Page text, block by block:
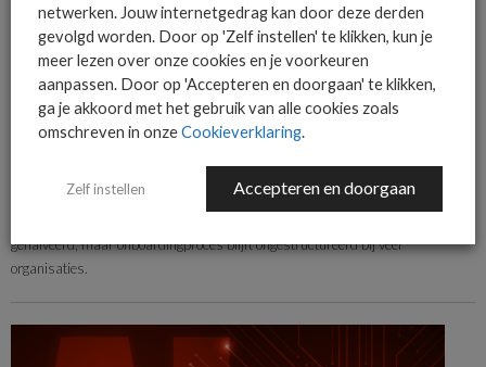
Wachttijd op werkapparatuur gehalveerd, onboarding blijft
ongestructureerd
gehalveerd, maar onboardingproces blijft ongestructureerd bij veel
organisaties.
netwerken. Jouw internetgedrag kan door deze derden
gevolgd worden. Door op 'Zelf instellen' te klikken, kun je
meer lezen over onze cookies en je voorkeuren
aanpassen. Door op 'Accepteren en doorgaan' te klikken,
ga je akkoord met het gebruik van alle cookies zoals
omschreven in onzeCookieverklaring.
Zelf instellen Accepteren en doorgaan